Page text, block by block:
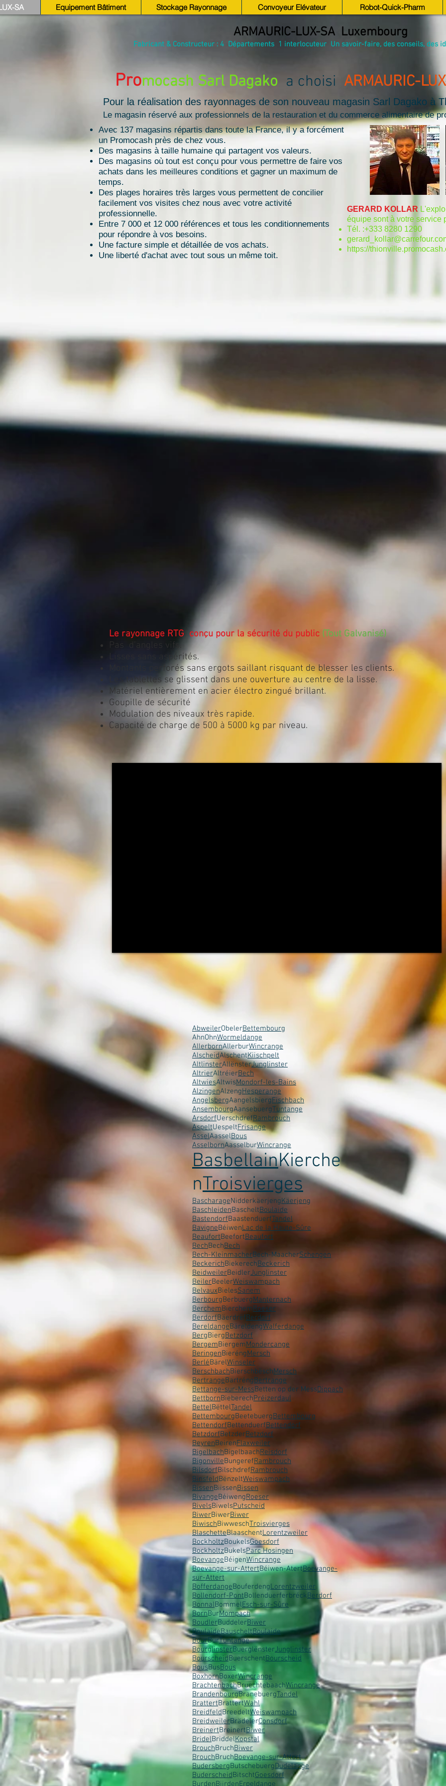
SA Equipement Bâtiment Stockage Rayonnage Convoyeur Elévateur Robot-Quick-Pharm
ARMAURIC-LUX-SA Luxembourg
Fabricant & Constructeur : 4 Départements 1 interlocuteur Un savoir-faire, des conseils, des
Promocash Sarl Dagako a choisi ARMAURIC-
Pour la réalisation des rayonnages de son nouveau magasin Sarl Dagako à
Le magasin réservé aux professionnels de la restauration et du commerce alimentaire de
Avec 137 magasins répartis dans toute la France, il y a forcément
un Promocash près de chez vous.
Des magasins à taille humaine qui partagent vos valeurs.
Des magasins où tout est conçu pour vous permettre de faire vos
achats dans les meilleures conditions et gagner un maximum de
temps.
Des plages horaires très larges vous permettent de concilier
facilement vos visites chez nous avec votre activité
professionnelle.
Entre 7 000 et 12 000 références et tous les conditionnements
pour répondre à vos besoins.
Une facture simple et détaillée de vos achats.
Une liberté d'achat avec tout sous un même toit.
GERARD KOLLAR
équipe sont à votre service
Tél. :+333 8280 1290
https://
>
Le rayonnage RTG conçu pour la sécurité du public (Tout Galvanisé)
Pas d’angles vifs.
Lisses sans aspérités.
Montants perforés sans ergots saillant risquant de blesser les clients.
Les tablettes se glissent dans une ouverture au centre de la lisse.
Matériel entièrement en acier électro zingué brillant.
Goupille de sécurité
Modulation des niveaux très rapide.
Capacité de charge de 500 à 5000 kg par niveau.
AbweilerObelerBettembourg
AhnOhnWormeldange
AllerbornAllerburWincrange
AlscheidAlschentKiischpelt
AltlinsterAllënsterJunglinster
AltrierAltréierBech
AltwiesAltwisMondorf-les-Bains
AlzingenAlzengHesperange
AngelsbergAangelsbiergFischbach
AnsembourgAansebuergTuntange
ArsdorfUerschdrefRambrouch
AspeltUespeltFrisange
AsselAasselBous
AsselbornAasselburWincrange
BasbellainKierche
nTroisvierges
BascharageNidderkäerjengKäerjeng
BaschleidenBascheltBoulaide
BastendorfBaastenduerfTandel
BavigneBéiwenLac de la Haute-Sûre
BeaufortBeefortBeaufort
BechBechBech
Bech-KleinmacherBech-MaacherSchengen
BeckerichBiekerechBeckerich
BeidweilerBeidlerJunglinster
BeilerBeelerWeiswampach
BelvauxBielesSanem
BerbourgBerbuergManternach
BerchemBierchemRoeser
BerdorfBäerdrëfBerdorf
BereldangeBäreldengWalferdange
BergBiergBetzdorf
BergemBiergemMondercange
BeringenBieréngMersch
BerléBärelWinseler
BerschbachBierschbëschMersch
BertrangeBartréngBertrange
Bettange-sur-MessBetten op der MessDippach
BettbornBieberechPréizerdaul
BettelBëttelTandel
BettembourgBeetebuergBettembourg
BettendorfBettenduerfBettendorf
BetzdorfBetzderBetzdorf
BeyrenBeirenFlaxweiler
BigelbachBigelbaachReisdorf
BigonvilleBungerefRambrouch
BilsdorfBilschdrefRambrouch
BinsfeldBënzeltWeiswampach
BissenBiissenBissen
BivangeBéiwengRoeser
BivelsBiwelsPutscheid
BiwerBiwerBiwer
BiwischBiwweschTroisvierges
BlaschetteBlaaschentLorentzweiler
BockholtzBoukelsGoesdorf
BockholtzBukelsParc Hosingen
BoevangeBéigenWincrange
Boevange-sur-AttertBéiwen-AtertBoevange-
sur-Attert
BofferdangeBouferdengLorentzweiler
Bollendorf-PontBollenduerferbréckBerdorf
BonnalBommelEsch-sur-Sûre
BornBurMompach
BoudlerBuddelerBiwer
BoulaideBauscheltBoulaide
BourBurTuntange
BourglinsterBuerglënsterJunglinster
BourscheidBuerschentBourscheid
BousBusBous
BoxhornBoxerWincrange
BrachtenbachBruechtebaachWincrange
BrandenbourgBranebuergTandel
BrattertBrattertWahl
BreidfeldBreedeltWeiswampach
BreidweilerBrädelerConsdorf
BreinertBreinertBiwer
BridelBriddelKopstal
BrouchBruchBiwer
BrouchBruchBoevange-sur-Attert
BudersbergButschebuergDudelange
BuderscheidBitschtGoesdorf
BurdenBiirdenErpeldange